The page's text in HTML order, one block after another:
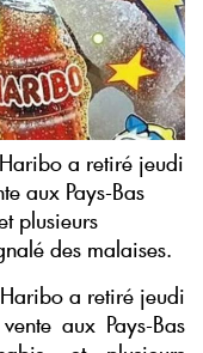
a retiré jeudi
aux Pays-Bas
plusieurs
des malaises.
a retiré jeudi
aux Pays-Bas